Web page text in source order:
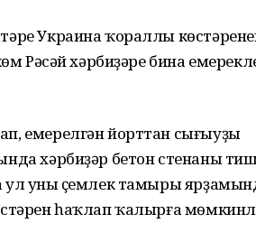
Украина ҡораллы
Рәсәй хәрбиҙәре бина
емерелгән йорттан сығыуҙы
хәрбиҙәр бетон стенаны
уны үҫемлек тамыры
һаҡлап ҡалырға